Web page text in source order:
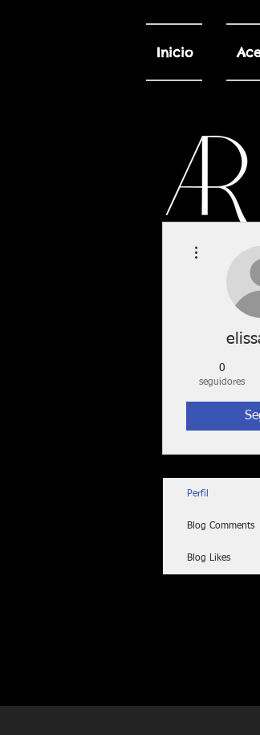
Inicio
0
seguidores
Perfil
Blog Comments
Blog Likes